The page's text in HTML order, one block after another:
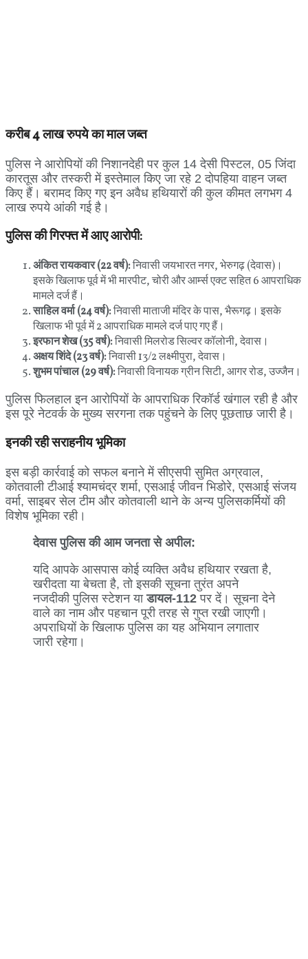
करीब 4 लाख रुपये का माल जब्त
​पुलिस ने आरोपियों की निशानदेही पर कुल 14 देसी पिस्टल, 05 जिंदा
कारतूस और तस्करी में इस्तेमाल किए जा रहे 2 दोपहिया वाहन जब्त
किए हैं। बरामद किए गए इन अवैध हथियारों की कुल कीमत लगभग 4
लाख रुपये आंकी गई है।
पुलिस की गिरफ्त में आए आरोपी:
अंकित रायकवार (22 वर्ष):निवासी जयभारत नगर, भेरुगढ़ (देवास)।
इसके खिलाफ पूर्व में भी मारपीट, चोरी और आर्म्स एक्ट सहित 6 आपराधिक
मामले दर्ज हैं।
साहिल वर्मा (24 वर्ष):निवासी माताजी मंदिर के पास, भैरूगढ़। इसके
खिलाफ भी पूर्व में 2 आपराधिक मामले दर्ज पाए गए हैं।
इरफान शेख (35 वर्ष):निवासी मिलरोड सिल्वर कॉलोनी, देवास।
अक्षय शिंदे (23 वर्ष):निवासी 13/2 लक्ष्मीपुरा, देवास।
शुभम पांचाल (29 वर्ष):निवासी विनायक ग्रीन सिटी, आगर रोड, उज्जैन।
​पुलिस फिलहाल इन आरोपियों के आपराधिक रिकॉर्ड खंगाल रही है और
इस पूरे नेटवर्क के मुख्य सरगना तक पहुंचने के लिए पूछताछ जारी है।
इनकी रही सराहनीय भूमिका
​इस बड़ी कार्रवाई को सफल बनाने में सीएसपी सुमित अग्रवाल,
कोतवाली टीआई श्यामचंद्र शर्मा, एसआई जीवन भिडोरे, एसआई संजय
वर्मा, साइबर सेल टीम और कोतवाली थाने के अन्य पुलिसकर्मियों की
विशेष भूमिका रही।
देवास पुलिस की आम जनता से अपील:
यदि आपके आसपास कोई व्यक्ति अवैध हथियार रखता है,
खरीदता या बेचता है, तो इसकी सूचना तुरंत अपने
नजदीकी पुलिस स्टेशन याडायल-112 पर दें। सूचना देने
वाले का नाम और पहचान पूरी तरह से गुप्त रखी जाएगी।
अपराधियों के खिलाफ पुलिस का यह अभियान लगातार
जारी रहेगा।